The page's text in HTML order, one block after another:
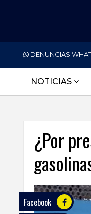
DENUNCIAS
NOTICIAS
NACIONALES
ECONOMÍA
SALUD
¿Por
Facebook